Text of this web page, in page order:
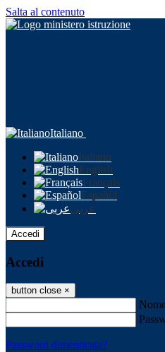
Salta al contenuto
Italiano
Italiano
English
Français
Español
عربى
Accedi
Accedi
button close ×
Password dimenticata?